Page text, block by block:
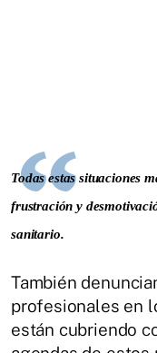
Todas estas situaciones
frustración y
sanitario.
También
profesionales en
están cubriendo